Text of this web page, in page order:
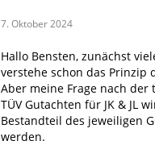
7. Oktober 2024
Hallo Bensten, zunächst
verstehe schon das Prinzip
Aber meine Frage nach
TÜV Gutachten für JK & JL
Bestandteil des jeweiligen
werden.